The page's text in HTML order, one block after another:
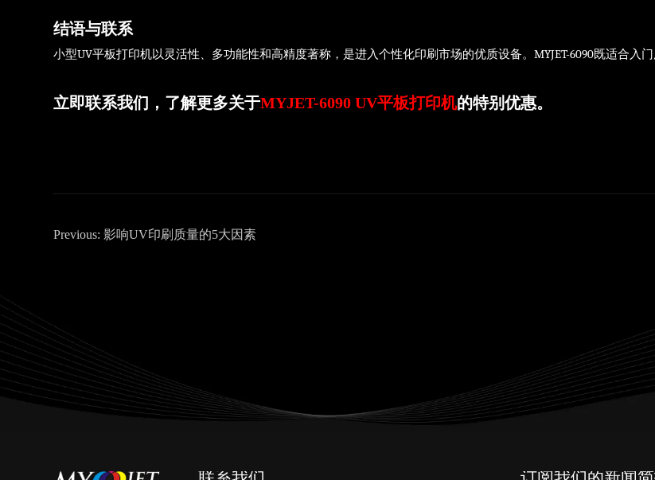
结语与联系
小型UV平板打印机以灵活性、多功能性和高精度著称，是进入个性化印刷市场的优质设备。MYJET-6090既适合入
立即联系我们，了解更多关于MYJET-6090 UV平板打印机的特别优惠。
Previous:影响UV印刷质量的5大因素